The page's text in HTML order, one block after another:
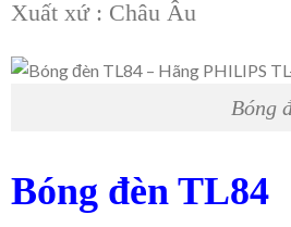
Xuất xứ : Châu Âu
Bóng
Bóng đèn TL84